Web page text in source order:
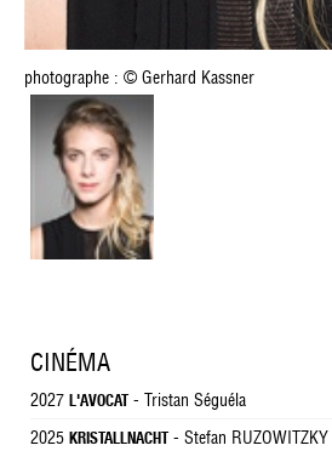
photographe : © Gerhard Kassner
CINÉMA
2027 L'AVOCAT - Tristan Séguéla
2025 KRISTALLNACHT - Stefan RUZOWITZKY